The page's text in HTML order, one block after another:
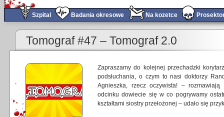
Szpital Badania okresowe Na kozetce
Tomograf #47 – Tomograf 2.0
Zapraszamy do kolejnej przechadzki
podsłuchania, o czym to nasi doktorzy
Agnieszka, rzecz oczywista! –
odcinku dowiecie się w co pogrywamy
kształtami siostry przełożonej – udało się